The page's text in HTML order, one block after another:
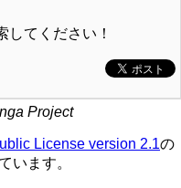
してください！
Project
License version 2.1の
います。